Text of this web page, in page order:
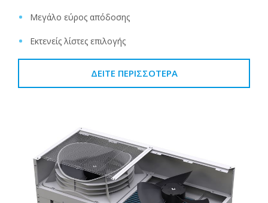
Μεγάλο εύρος απόδοσης
Εκτενείς λίστες επιλογής
ΔΕΊΤΕ ΠΕΡΙΣΣΌΤΕΡΑ